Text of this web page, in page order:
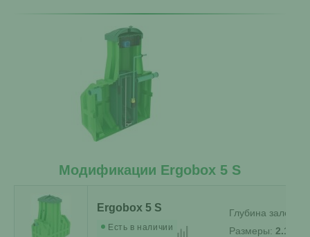
Модификации Ergobox 5 S
Ergobox 5 S
Есть в наличии
Глубина
Размеры: 2.1 x